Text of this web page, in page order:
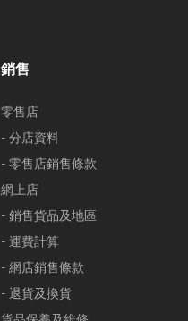
銷售
零售店
- 分店資料
- 零售店銷售條款
網上店
- 銷售貨品及地區
- 運費計算
- 網店銷售條款
- 退貨及換貨